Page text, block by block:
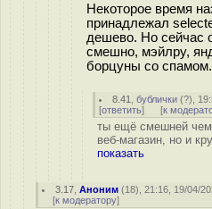
Некоторое время
принадлежал
дешево. Но сейчас
смешно, мэйлру,
борцуны со спамом.
8.41 ,бублички (?),
[ответить] [к
ты ещё смешней чем
веб-магазин, но и
показать
3.17 ,Аноним (18), 21:16, 19/04/
[к модератору]